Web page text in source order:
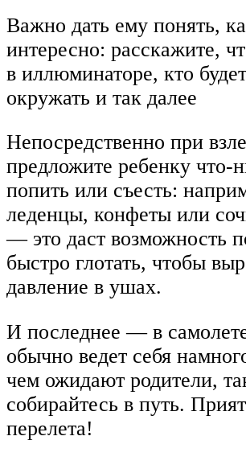
Важно дать ему понять,
интересно: расскажите,
в иллюминаторе, кто
окружать и так далее
Непосредственно при
предложите ребенку что-
попить или съесть:
леденцы, конфеты или
— это даст возможность
быстро глотать, чтобы
давление в ушах.
И последнее — в
обычно ведет себя
чем ожидают родители,
собирайтесь в путь.
перелета!